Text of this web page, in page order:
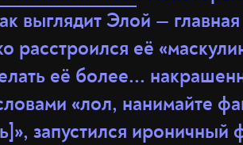
выглядит Элой —
расстроился её
её более...
«лол, нанимайте
запустился